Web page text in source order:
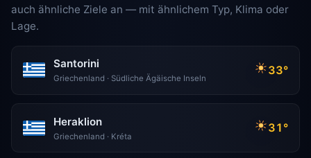
auch ähnliche Ziele an — mit ähnlichem Typ, Klima oder
Lage.
Santorini
Griechenland · Südliche Ägäische Inseln
33°
Heraklion
Griechenland · Kréta
31°